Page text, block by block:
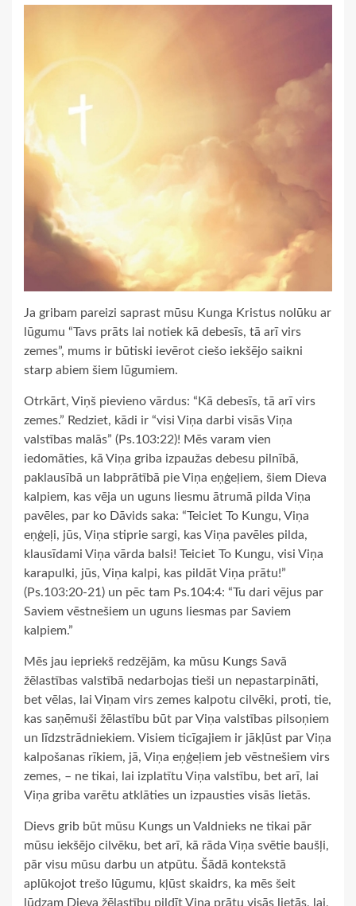
Ja gribam pareizi saprast mūsu Kunga Kristus nolūku ar
lūgumu “Tavs prāts lai notiek kā debesīs, tā arī virs
zemes”, mums ir būtiski ievērot ciešo iekšējo saikni
starp abiem šiem lūgumiem.
Otrkārt, Viņš pievieno vārdus: “Kā debesīs, tā arī virs
zemes.” Redziet, kādi ir “visi Viņa darbi visās Viņa
valstības malās” (Ps.103:22)! Mēs varam vien
iedomāties, kā Viņa griba izpaužas debesu pilnībā,
paklausībā un labprātībā pie Viņa eņģeļiem, šiem Dieva
kalpiem, kas vēja un uguns liesmu ātrumā pilda Viņa
pavēles, par ko Dāvids saka: “Teiciet To Kungu, Viņa
eņģeļi, jūs, Viņa stiprie sargi, kas Viņa pavēles pilda,
klausīdami Viņa vārda balsi! Teiciet To Kungu, visi Viņa
karapulki, jūs, Viņa kalpi, kas pildāt Viņa prātu!”
(Ps.103:20-21) un pēc tam Ps.104:4: “Tu dari vējus par
Saviem vēstnešiem un uguns liesmas par Saviem
kalpiem.”
Mēs jau iepriekš redzējām, ka mūsu Kungs Savā
žēlastības valstībā nedarbojas tieši un nepastarpināti,
bet vēlas, lai Viņam virs zemes kalpotu cilvēki, proti, tie,
kas saņēmuši žēlastību būt par Viņa valstības pilsoņiem
un līdzstrādniekiem. Visiem ticīgajiem ir jākļūst par Viņa
kalpošanas rīkiem, jā, Viņa eņģeļiem jeb vēstnešiem virs
zemes, – ne tikai, lai izplatītu Viņa valstību, bet arī, lai
Viņa griba varētu atklāties un izpausties visās lietās.
Dievs grib būt mūsu Kungs un Valdnieks ne tikai pār
mūsu iekšējo cilvēku, bet arī, kā rāda Viņa svētie baušļi,
pār visu mūsu darbu un atpūtu. Šādā kontekstā
aplūkojot trešo lūgumu, kļūst skaidrs, ka mēs šeit
lūdzam Dieva žēlastību pildīt Viņa prātu visās lietās, lai,